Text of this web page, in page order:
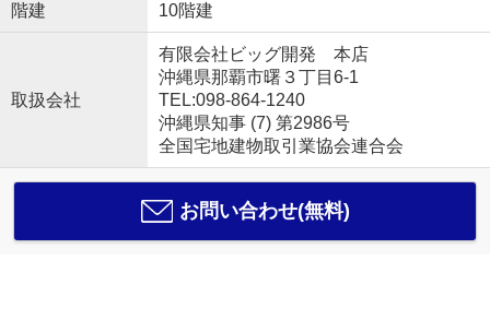
階建 10階建
取扱会社
有限会社ビッグ開発 本店
沖縄県那覇市曙３丁目6-1
TEL:098-864-1240
沖縄県知事 (7) 第2986号
全国宅地建物取引業協会連合会
お問い合わせ(無料)